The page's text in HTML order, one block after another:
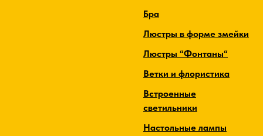
Бра
Люстры в форме змейки
Люстры “Фонтаны“
Ветки и флористика
Встроенные
светильники
Настольные лампы